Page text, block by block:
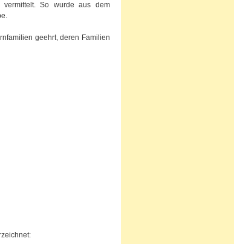
vermittelt. So wurde aus dem
geehrt, deren Familien